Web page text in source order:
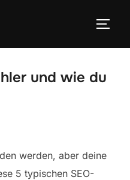
und wie du
werden, aber deine
5 typischen SEO-